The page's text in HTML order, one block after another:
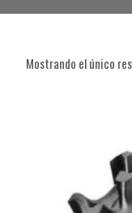
Mostrando el único